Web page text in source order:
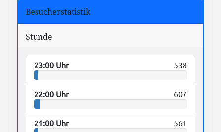
Besucherstatistik
Stunde
23:00 Uhr 538
22:00 Uhr 607
21:00 Uhr 561